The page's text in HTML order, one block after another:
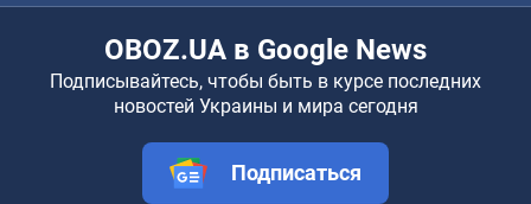
OBOZ.UA в Google News
Подписывайтесь, чтобы быть в курсе последних
новостей Украины и мира сегодня
Подписаться